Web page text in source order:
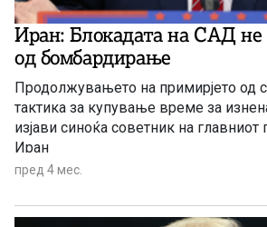
Иран: Блокадата на САД не
од бомбардирање
Продолжувањето на примирјето од
тактика за купување време за
изјави синоќа советник на главниот
Иран
пред 4 мес.